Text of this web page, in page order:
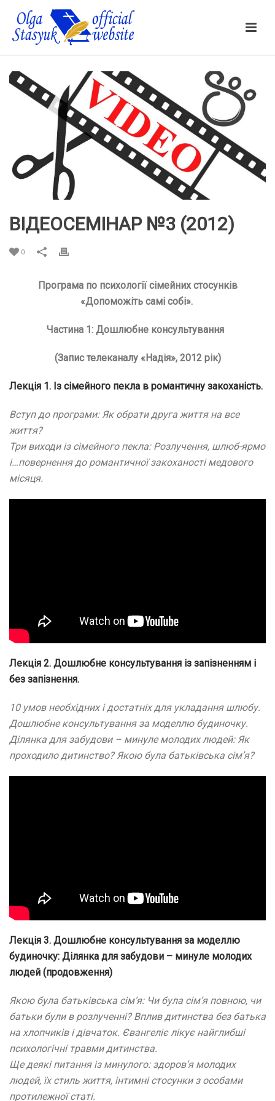
ВІДЕОСЕМІНАР №3 (2012)
0
Програма по психології сімейних стосунків
«Допоможіть самі собі».
Частина 1: Дошлюбне консультування
(Запис телеканалу «Надія», 2012 рік)
Лекція 1. Із сімейного пекла в романтичну закоханість.
Вступ до програми: Як обрати друга життя на все
життя?
Три виходи із сімейного пекла: Розлучення, шлюб-ярмо
і…повернення до романтичної закоханості медового
місяця.
Лекція 2. Дошлюбне консультування із запізненням і
без запізнення.
10 умов необхідних і достатніх для укладання шлюбу.
Дошлюбне консультування за моделлю будиночку.
Ділянка для забудови – минуле молодих людей: Як
проходило дитинство? Якою була батьківська сім’я?
Лекція 3. Дошлюбне консультування за моделлю
будиночку: Ділянка для забудови – минуле молодих
людей (продовження)
Якою була батьківська сім’я: Чи була сім’я повною, чи
батьки були в розлученні? Вплив дитинства без батька
на хлопчиків і дівчаток. Євангеліє лікує найглибші
психологічні травми дитинства.
Ще деякі питання із минулого: здоров’я молодих
людей, їх стиль життя, інтимні стосунки з особами
протилежної статі.